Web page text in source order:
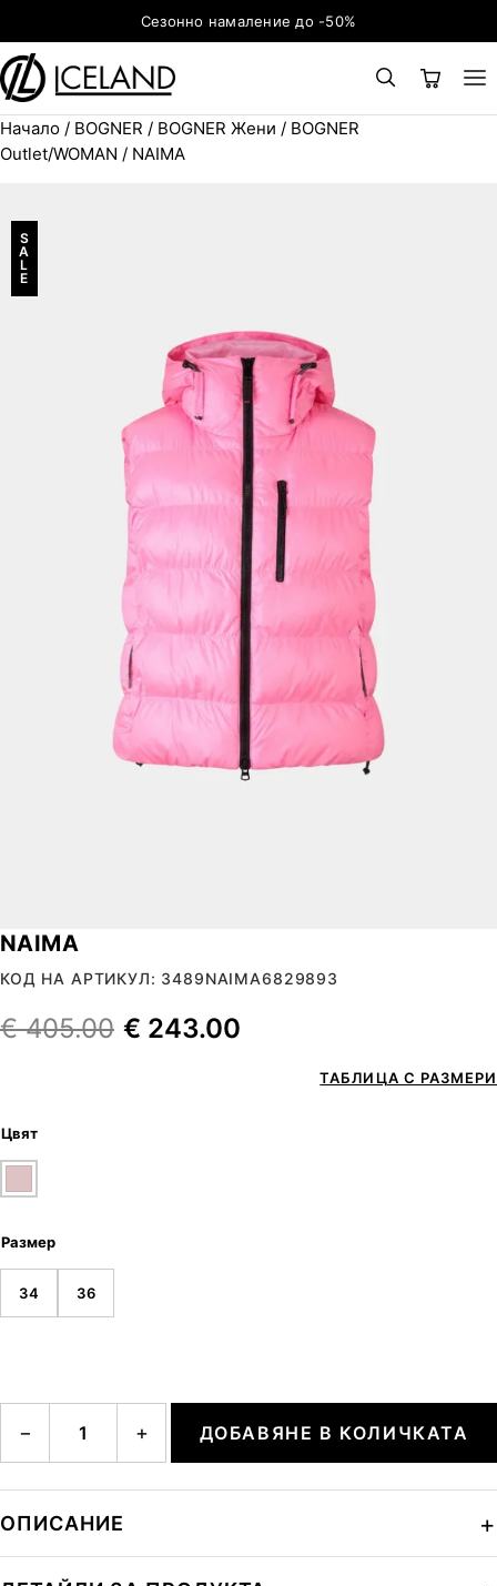
Към съдържаниетоСезонно намаление до -50%
Search for:
Начало / BOGNER / BOGNER Жени / BOGNER
Outlet/WOMAN / NAIMA
S
A
L
E
NAIMA
КОД НА АРТИКУЛ: 3489NAIMA6829893
€405.00 € 243.00
ТАБЛИЦА С РАЗМЕРИ
Цвят
Размер
34 36
− + ДОБАВЯНЕ В КОЛИЧКАТА
ОПИСАНИЕ